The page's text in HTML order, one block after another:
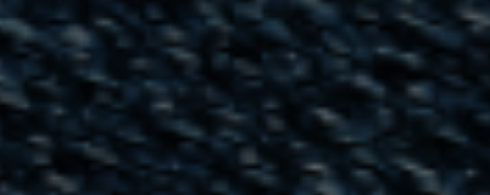
Nachhaltigkeit
Installation
Instandhaltung